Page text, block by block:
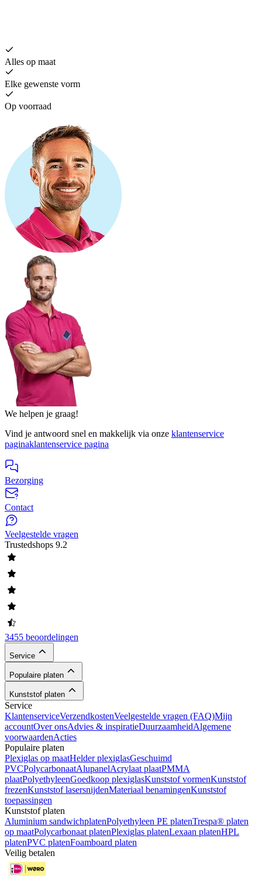
Alles op maat
Elke gewenste vorm
Op voorraad
We helpen je graag!
Vind je antwoord snel en makkelijk via onze klantenservice
paginaklantenservice pagina
Bezorging
Contact
Veelgestelde vragen
Trustedshops 9.2
3455 beoordelingen
Service
Populaire platen
Kunststof platen
Service
KlantenserviceVerzendkostenVeelgestelde vragen (FAQ)Mijn
accountOver onsAdvies & inspiratieDuurzaamheidAlgemene
voorwaardenActies
Populaire platen
Plexiglas op maatHelder plexiglasGeschuimd
PVCPolycarbonaatAlupanelAcrylaat plaatPMMA
plaatPolyethyleenGoedkoop plexiglasKunststof vormenKunststof
frezenKunststof lasersnijdenMateriaal benamingenKunststof
toepassingen
Kunststof platen
Aluminium sandwichplatenPolyethyleen PE platenTrespa® platen
op maatPolycarbonaat platenPlexiglas platenLexaan platenHPL
platenPVC platenFoamboard platen
Veilig betalen